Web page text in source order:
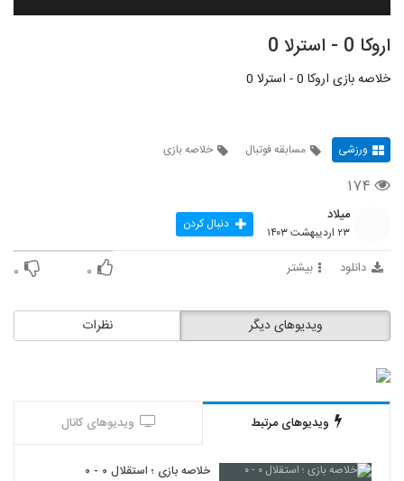
اروکا 0 - استرلا 0
خلاصه بازی اروکا 0 - استرلا 0
ورزشی مسابقه فوتبال خلاصه بازی
۱۷۴
میلاد
۲۳ اردیبهشت ۱۴۰۳ دنبال کردن
دانلود بیشتر ۰ ۰
نظرات ویدیوهای دیگر
ویدیوهای مرتبط ویدیوهای کانال
خلاصه بازی ؛ استقلال ۰ - ۰